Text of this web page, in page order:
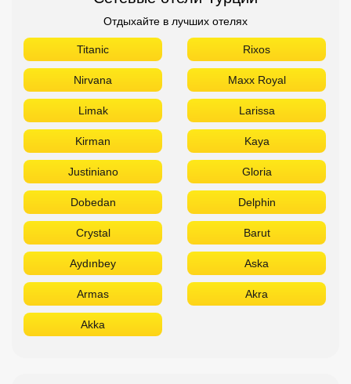
Отдыхайте в лучших отелях
Titanic Rixos
Nirvana Maxx Royal
Limak Larissa
Kirman Kaya
Justiniano Gloria
Dobedan Delphin
Crystal Barut
Aydınbey Aska
Armas Akra
Akka